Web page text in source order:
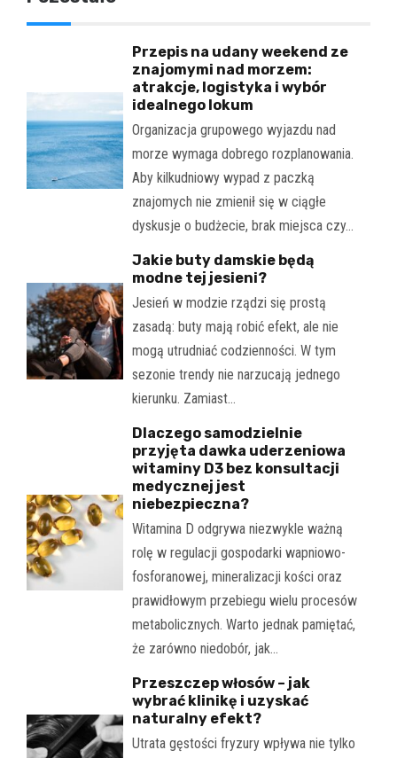
Przepis na udany weekend ze
znajomymi nad morzem:
atrakcje, logistyka i wybór
idealnego lokum
Organizacja grupowego wyjazdu nad
morze wymaga dobrego rozplanowania.
Aby kilkudniowy wypad z paczką
znajomych nie zmienił się w ciągłe
dyskusje o budżecie, brak miejsca czy…
Jakie buty damskie będą
modne tej jesieni?
Jesień w modzie rządzi się prostą
zasadą: buty mają robić efekt, ale nie
mogą utrudniać codzienności. W tym
sezonie trendy nie narzucają jednego
kierunku. Zamiast…
Dlaczego samodzielnie
przyjęta dawka uderzeniowa
witaminy D3 bez konsultacji
medycznej jest
niebezpieczna?
Witamina D odgrywa niezwykle ważną
rolę w regulacji gospodarki wapniowo-
fosforanowej, mineralizacji kości oraz
prawidłowym przebiegu wielu procesów
metabolicznych. Warto jednak pamiętać,
że zarówno niedobór, jak…
Przeszczep włosów – jak
wybrać klinikę i uzyskać
naturalny efekt?
Utrata gęstości fryzury wpływa nie tylko